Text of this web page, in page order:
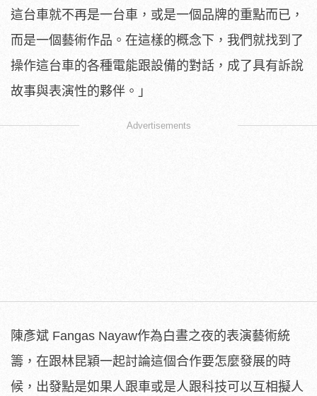
這台車就不再是一台車，或是一個品牌的重點而已，
而是一個藝術作品。在這樣的概念下，我們就找到了
操作這台車的各種電能跟設備的對話，成了具有訴說
故事與表演性的夥伴。」
Advertisements
陳彥斌 Fangas Nayaw作為白晝之夜的表演藝術統
籌，在跟林昆穎一起討論這個合作要怎麼發展的時
候，出發點是如果人跟車或是人跟科技可以互相擬人